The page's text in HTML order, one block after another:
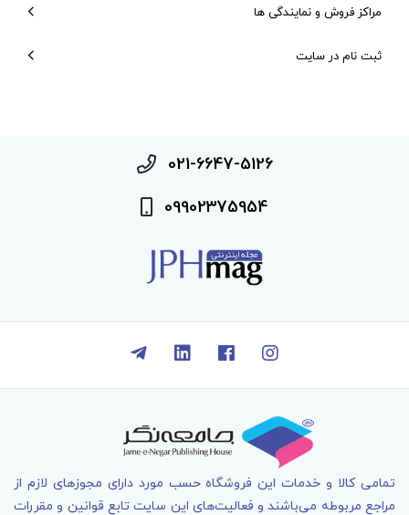
مراکز فروش و نمایندگی ها
ثبت نام در سایت
021-6647-5126
09902375954
تمامی کالا و خدمات اين فروشگاه حسب مورد دارای مجوزهای لازم از
مراجع مربوطه می‌باشند و فعاليت‌های اين سايت تابع قوانين و مقررات